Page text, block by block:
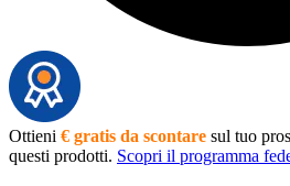
Ottieni € gratis da scontare sul tuo
questi prodotti. Scopri il programma